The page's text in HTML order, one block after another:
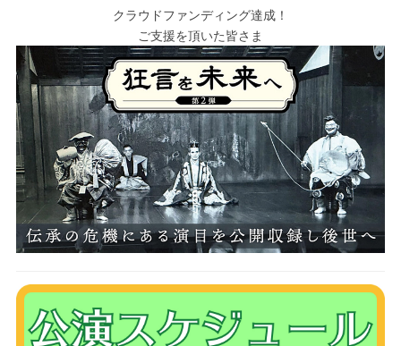
クラウドファンディング達成！
ご支援を頂いた皆さま